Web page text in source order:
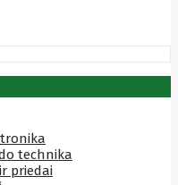
technika
priedai